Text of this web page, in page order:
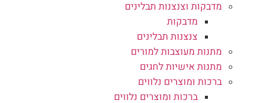
מדבקות וצנצנות תבלינים
מדבקות
צנצנות תבלינים
מתנות מעוצבות למורים
מתנות אישיות לחגים
ברכות ומוצרים נלווים
ברכות ומוצרים נלווים